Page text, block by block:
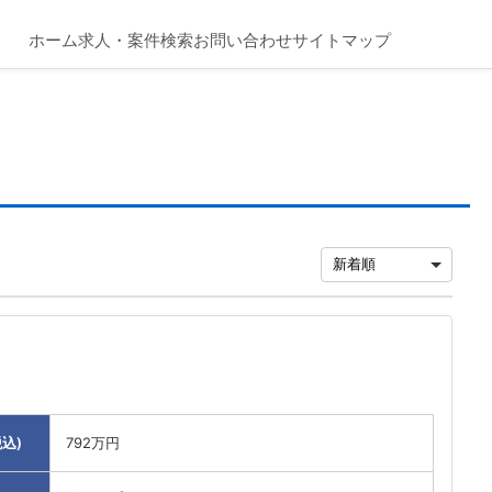
ホーム求人・案件検索お問い合わせサイトマップ
) 792万円